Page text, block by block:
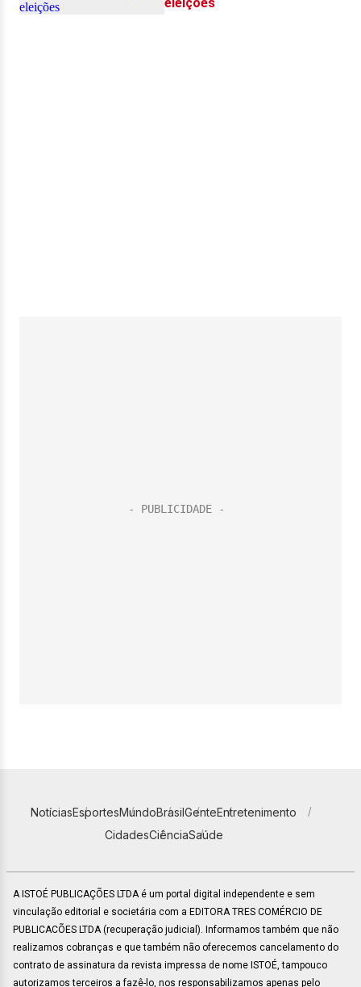
NotíciasEsportesMundoBrasilGenteEntretenimento
CidadesCiênciaSaúde
A ISTOÉ PUBLICAÇÕES LTDA é um portal digital independente e sem
vinculação editorial e societária com a EDITORA TRES COMÉRCIO DE
PUBLICACÕES LTDA (recuperação judicial). Informamos também que não
realizamos cobranças e que também não oferecemos cancelamento do
contrato de assinatura da revista impressa de nome ISTOÉ, tampouco
autorizamos terceiros a fazê-lo, nos responsabilizamos apenas pelo